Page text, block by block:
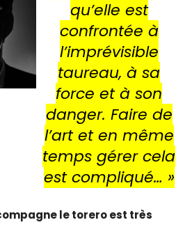
qu’elle est
confrontée à
l’imprévisible
taureau, à sa
force et à son
danger. Faire de
l’art et en même
temps gérer cela
est compliqué… »
le torero est très